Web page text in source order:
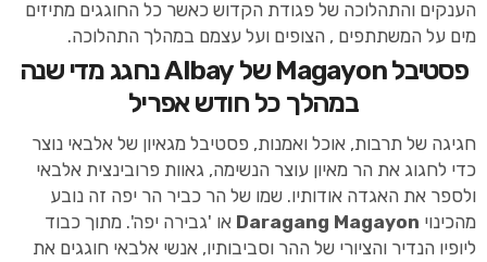
הענקים והתהלוכה של פגודת הקדוש כאשר כל החוגגים מתיזים
מים על המשתתפים , הצופים ועל עצמם במהלך התהלוכה.
פסטיבל Magayon של Albay נחגג מדי שנה
במהלך כל חודש אפריל
חגיגה של תרבות, אוכל ואמנות, פסטיבל מגאיון של אלבאי נוצר
כדי לחגוג את הר מאיון עוצר הנשימה, גאוות פרובינצית אלבאי
ולספר את האגדה אודותיו. שמו של הר כביר הר יפה זה נובע
מהכינוי Daragang Magayon או 'גבירה יפה'. מתוך כבוד
ליופיו הנדיר והציורי של ההר וסביבותיו, אנשי אלבאי חוגגים את